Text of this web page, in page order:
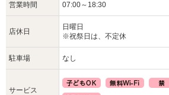
営業時間 07:00～18:30
店休日
日曜日
※祝祭日は、不定休
駐車場 なし
サービス